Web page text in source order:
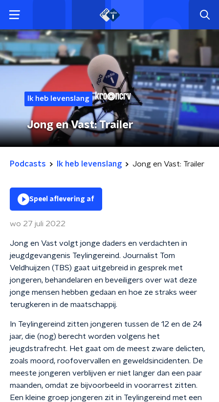
Ik heb levenslang
Jong en Vast: Trailer
Podcasts Ik heb levenslang Jong en Vast: Trailer
Speel aflevering af
wo 27 juli 2022
Jong en Vast volgt jonge daders en verdachten in
jeugdgevangenis Teylingereind. Journalist Tom
Veldhuijzen (TBS) gaat uitgebreid in gesprek met
jongeren, behandelaren en beveiligers over wat deze
jonge mensen hebben gedaan en hoe ze straks weer
terugkeren in de maatschappij.
In Teylingereind zitten jongeren tussen de 12 en de 24
jaar, die (nog) berecht worden volgens het
jeugdstrafrecht. Het gaat om de meest zware delicten,
zoals moord, roofovervallen en geweldsincidenten. De
meeste jongeren verblijven er niet langer dan een paar
maanden, omdat ze bijvoorbeeld in voorarrest zitten.
Een kleine groep jongeren zit in Teylingereind met een